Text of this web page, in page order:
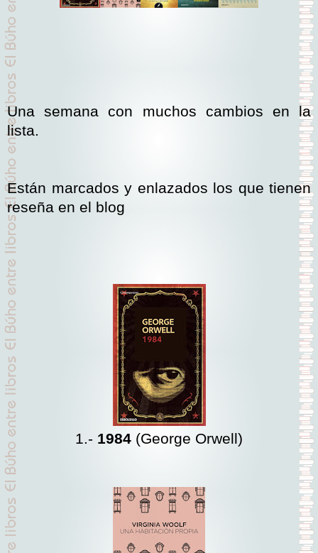
Una semana con muchos cambios en la
lista.
Están marcados y enlazados los que tienen
reseña en el blog
1.- 1984 (George Orwell)